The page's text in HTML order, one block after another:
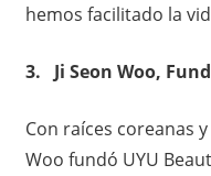
hemos facilitado la
3. ​ ​ Ji Seon Woo,
Con raíces coreanas
Woo fundó UYU